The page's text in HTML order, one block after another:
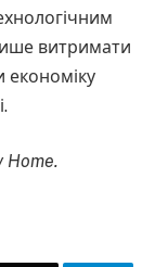
витримати
економіку
Home.